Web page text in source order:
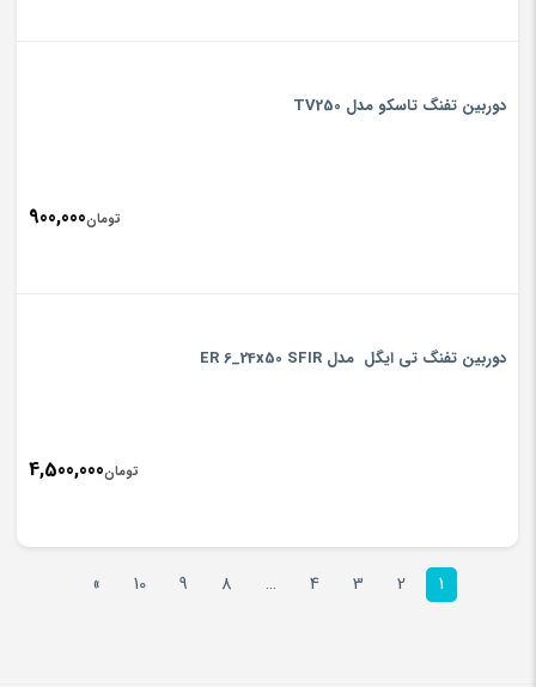
دوربین تفنگ تاسکو مدل TV250
تومان900,000
دوربین تفنگ تی ایگل مدل ER 6_24x50 SFIR
تومان4,500,000
1
2
3
4
…
8
9
10
»